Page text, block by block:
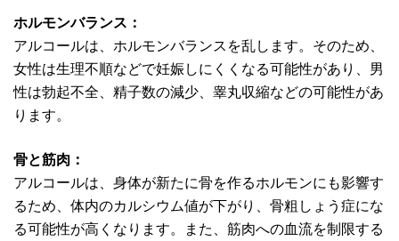
ホルモンバランス：
アルコールは、ホルモンバランスを乱します。そのため、
女性は生理不順などで妊娠しにくくなる可能性があり、男
性は勃起不全、精子数の減少、睾丸収縮などの可能性があ
ります。
骨と筋肉：
アルコールは、身体が新たに骨を作るホルモンにも影響す
るため、体内のカルシウム値が下がり、骨粗しょう症にな
る可能性が高くなります。また、筋肉への血流を制限する